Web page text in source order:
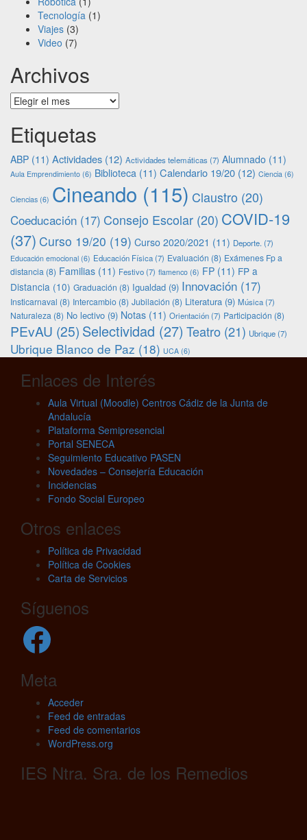
Tecnología (1)
Viajes (3)
Video (7)
Archivos
Archivos
Etiquetas
ABP (11) Actividades (12) Actividades telemáticas(7) Alumnado (11)
Aula Emprendimiento (6) Biblioteca (11) Calendario 19/20 (12) Ciencia (6)
Ciencias (6) Cineando (115) Claustro (20)
Coeducación (17) Consejo Escolar (20) COVID-19
(37) Curso 19/20 (19) Curso 2020/2021 (11) Deporte. (7)
Educación emocional (6) Educación Física(7) Evaluación (8) Exámenes Fp a
distancia (8) Familias (11) Festivo(7) flamenco (6) FP (11) FP a
Distancia (10) Graduación (8) Igualdad (9) Innovación (17)
Insticarnaval (8) Intercambio (8) Jubilación (8) Literatura (9) Música(7)
Naturaleza (8) No lectivo (9) Notas (11) Orientación(7) Participación (8)
PEvAU (25) Selectividad (27) Teatro (21) Ubrique(7)
Ubrique Blanco de Paz (18) UCA (6)
Enlaces de Interés
Aula Virtual (Moodle) Centros Cádiz de la Junta de
Andalucía
Plataforma Semipresencial
Portal SENECA
Seguimiento Educativo PASEN
Novedades – Consejería Educación
Incidencias
Fondo Social Europeo
Otros enlaces
Política de Privacidad
Política de Cookies
Carta de Servicios
Síguenos
Facebook
Meta
Acceder
Feed de entradas
Feed de comentarios
WordPress.org
IES Ntra. Sra. de los Remedios